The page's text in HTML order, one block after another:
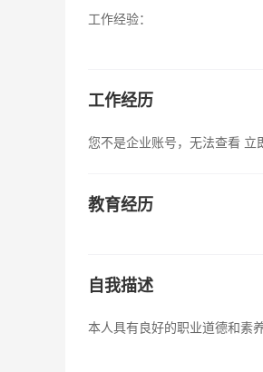
工作经验：
工作经历
您不是企业账号，无法查看 立
教育经历
自我描述
本人具有良好的职业道德和素